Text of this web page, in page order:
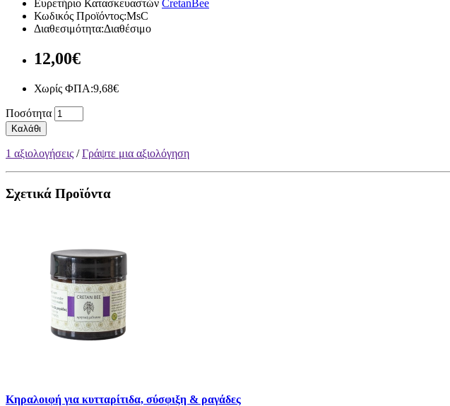
Ευρετήριο Κατασκευαστών CretanBee
Κωδικός Προϊόντος:MsC
Διαθεσιμότητα:Διαθέσιμο
12,00€
Χωρίς ΦΠΑ:9,68€
Ποσότητα
Καλάθι
1 αξιολογήσεις /Γράψτε μια αξιολόγηση
Σχετικά Προϊόντα
Κηραλοιφή για κυτταρίτιδα, σύσφιξη & ραγάδες